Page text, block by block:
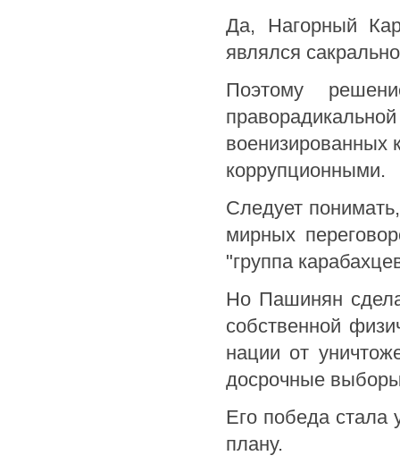
Да, Нагорный
являлся
Поэтому
военизированных
коррупционными.
Следует
мирных
"группа
Но Пашинян
собственной
нации от
досрочные
Его победа
плану.